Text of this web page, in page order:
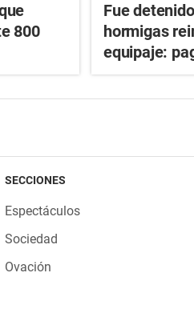
800
Fue
hormigas
equipaje:
SECCIONES
Espectáculos
Sociedad
Ovación